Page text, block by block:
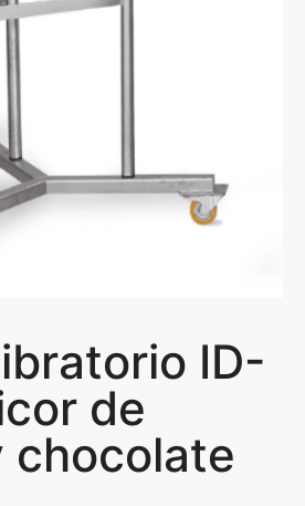
ID-
de
chocolate